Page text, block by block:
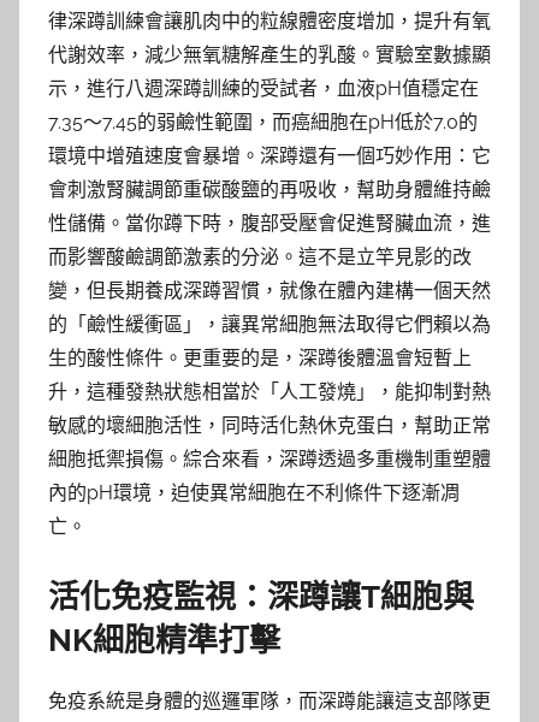
律深蹲訓練會讓肌肉中的粒線體密度增加，提升有氧
代謝效率，減少無氧糖解產生的乳酸。實驗室數據顯
示，進行八週深蹲訓練的受試者，血液pH值穩定在
7.35～7.45的弱鹼性範圍，而癌細胞在pH低於7.0的
環境中增殖速度會暴增。深蹲還有一個巧妙作用：它
會刺激腎臟調節重碳酸鹽的再吸收，幫助身體維持鹼
性儲備。當你蹲下時，腹部受壓會促進腎臟血流，進
而影響酸鹼調節激素的分泌。這不是立竿見影的改
變，但長期養成深蹲習慣，就像在體內建構一個天然
的「鹼性緩衝區」，讓異常細胞無法取得它們賴以為
生的酸性條件。更重要的是，深蹲後體溫會短暫上
升，這種發熱狀態相當於「人工發燒」，能抑制對熱
敏感的壞細胞活性，同時活化熱休克蛋白，幫助正常
細胞抵禦損傷。綜合來看，深蹲透過多重機制重塑體
內的pH環境，迫使異常細胞在不利條件下逐漸凋
亡。
活化免疫監視：深蹲讓T細胞與
NK細胞精準打擊
免疫系統是身體的巡邏軍隊，而深蹲能讓這支部隊更